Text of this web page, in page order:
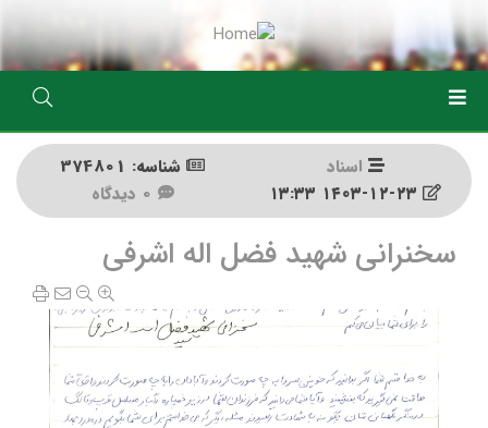
به
محتوای
اصلی
اسناد
شناسه: 374801
۱۴۰۳-۱۲-۲۳ ۱۳:۳۳
سخنرانی شهید فضل اله اشرفی